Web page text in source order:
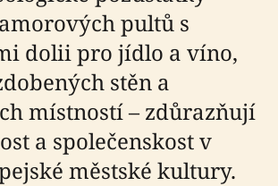
pultů s
dolii pro jídlo a víno,
stěn a
místností – zdůrazňují
a společenskost v
městské kultury.